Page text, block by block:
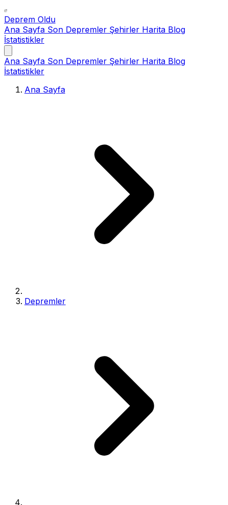
Deprem Oldu
Ana Sayfa Son Depremler Şehirler Harita Blog
İstatistikler
Ana Sayfa Son Depremler Şehirler Harita Blog
İstatistikler
Ana Sayfa
Depremler